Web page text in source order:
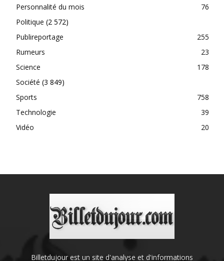
Personnalité du mois
76
Politique (2 572)
Publireportage
255
Rumeurs
23
Science
178
Société (3 849)
Sports
758
Technologie
39
Vidéo
20
Billetdujour est un site d'analyse et d'informations